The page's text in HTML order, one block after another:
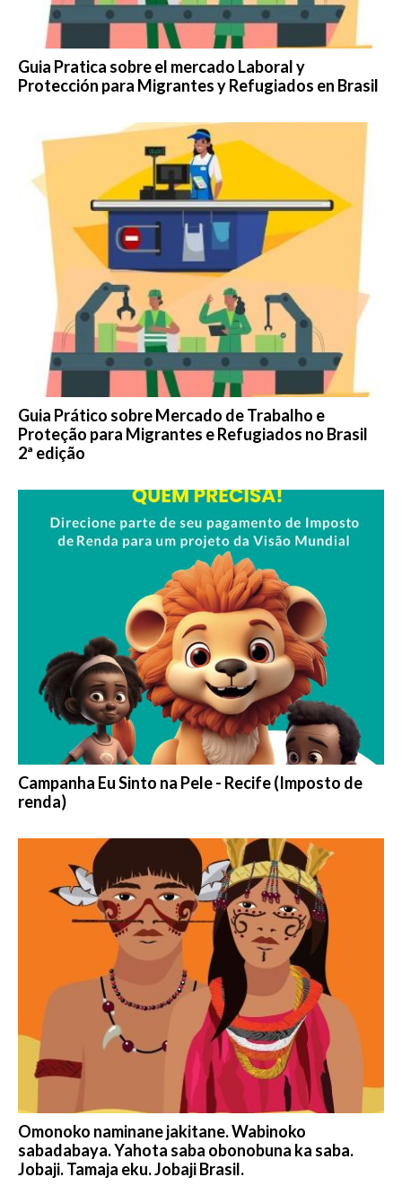
Guia Pratica sobre el mercado Laboral y
Protección para Migrantes y Refugiados en Brasil
Guia Prático sobre Mercado de Trabalho e
Proteção para Migrantes e Refugiados no Brasil
2ª edição
Campanha Eu Sinto na Pele - Recife (Imposto de
renda)
Omonoko naminane jakitane. Wabinoko
sabadabaya. Yahota saba obonobuna ka saba.
Jobaji. Tamaja eku. Jobaji Brasil.